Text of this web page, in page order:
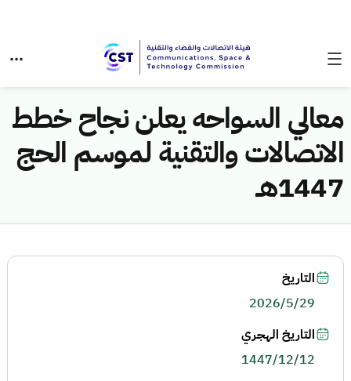
معالي السواحه يعلن نجاح خطط
الاتصالات والتقنية لموسم الحج
1447هـ
التاريخ
2026/5/29
التاريخ الهجري
1447/12/12